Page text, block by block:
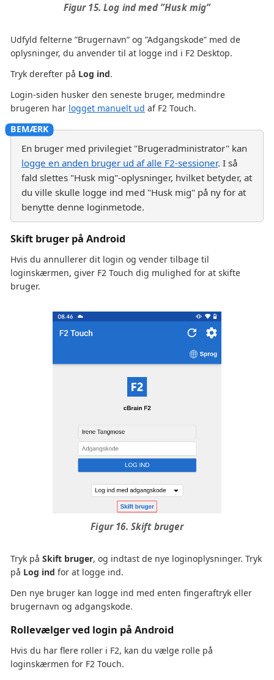
Figur 15. Log ind med ”Husk mig”
Udfyld felterne ”Brugernavn” og ”Adgangskode” med de
oplysninger, du anvender til at logge ind i F2 Desktop.
Tryk derefter på Log ind.
Login-siden husker den seneste bruger, medmindre
brugeren har logget manuelt ud af F2 Touch.
En bruger med privilegiet "Brugeradministrator" kan
logge en anden bruger ud af alle F2-sessioner. I så
fald slettes "Husk mig"-oplysninger, hvilket betyder, at
du ville skulle logge ind med "Husk mig" på ny for at
benytte denne loginmetode.
Skift bruger på Android
Hvis du annullerer dit login og vender tilbage til
loginskærmen, giver F2 Touch dig mulighed for at skifte
bruger.
Figur 16. Skift bruger
Tryk på Skift bruger, og indtast de nye loginoplysninger. Tryk
på Log ind for at logge ind.
Den nye bruger kan logge ind med enten fingeraftryk eller
brugernavn og adgangskode.
Rollevælger ved login på Android
Hvis du har flere roller i F2, kan du vælge rolle på
loginskærmen for F2 Touch.